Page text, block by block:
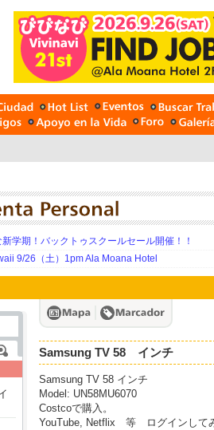
学期！バックトゥスクールセール開催！！
9/26（土）1pm Ala Moana Hotel
Samsung TV 58 インチ
Samsung TV 58 インチ
Model: UN58MU6070
Costcoで購入。
YouTube, Netflix 等 ログインしてみ